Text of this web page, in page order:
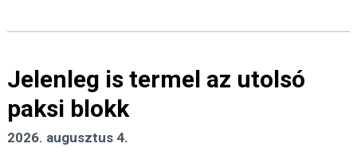
Jelenleg is termel az utolsó
paksi blokk
2026. augusztus 4.